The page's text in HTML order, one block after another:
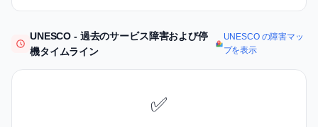
UNESCO - 過去のサービス障害および停
機タイムライン
UNESCO の障害マッ
プを表示
✅